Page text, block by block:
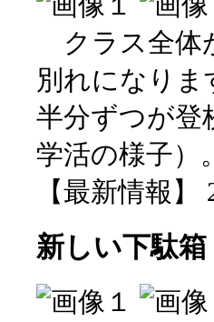
クラス全体
別れになりま
半分ずつが登
学活の様子）。
【最新情報】
新しい下駄箱